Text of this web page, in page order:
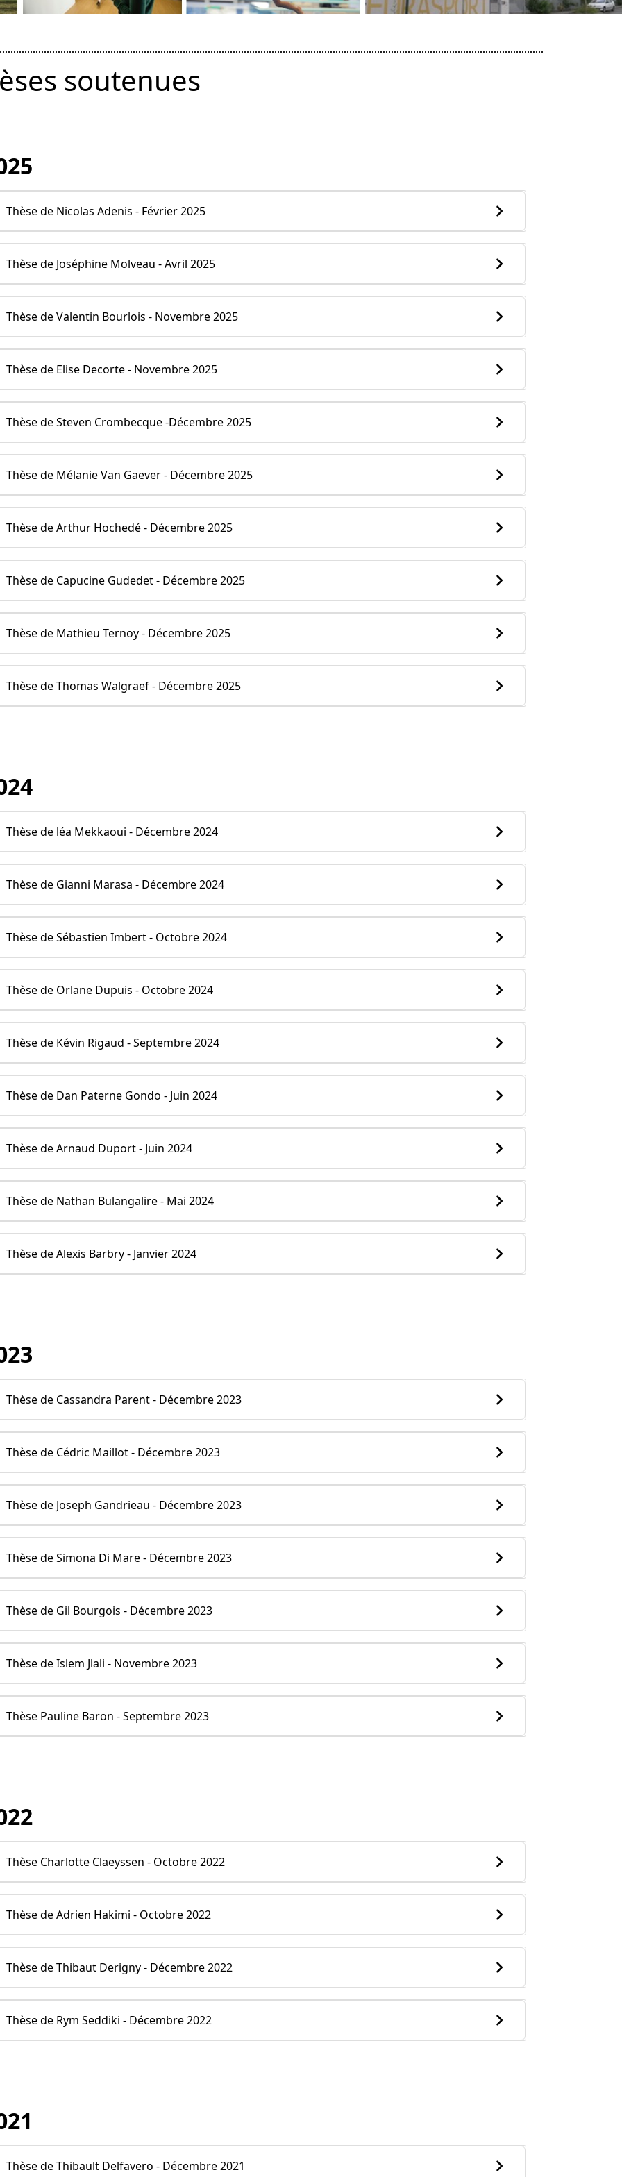
soutenues
Thèse de Nicolas Adenis - Février 2025
Thèse de Joséphine Molveau - Avril 2025
Thèse de Valentin Bourlois - Novembre 2025
Thèse de Elise Decorte - Novembre 2025
Thèse de Steven Crombecque -Décembre 2025
Thèse de Mélanie Van Gaever - Décembre 2025
Thèse de Arthur Hochedé - Décembre 2025
Thèse de Capucine Gudedet - Décembre 2025
Thèse de Mathieu Ternoy - Décembre 2025
Thèse de Thomas Walgraef - Décembre 2025
Thèse de léa Mekkaoui - Décembre 2024
Thèse de Gianni Marasa - Décembre 2024
Thèse de Sébastien Imbert - Octobre 2024
Thèse de Orlane Dupuis - Octobre 2024
Thèse de Kévin Rigaud - Septembre 2024
Thèse de Dan Paterne Gondo - Juin 2024
Thèse de Arnaud Duport - Juin 2024
Thèse de Nathan Bulangalire - Mai 2024
Thèse de Alexis Barbry - Janvier 2024
Thèse de Cassandra Parent - Décembre 2023
Thèse de Cédric Maillot - Décembre 2023
Thèse de Joseph Gandrieau - Décembre 2023
Thèse de Simona Di Mare - Décembre 2023
Thèse de Gil Bourgois - Décembre 2023
Thèse de Islem Jlali - Novembre 2023
Thèse Pauline Baron - Septembre 2023
Thèse Charlotte Claeyssen - Octobre 2022
Thèse de Adrien Hakimi - Octobre 2022
Thèse de Thibaut Derigny - Décembre 2022
Thèse de Rym Seddiki - Décembre 2022
Thèse de Thibault Delfavero - Décembre 2021